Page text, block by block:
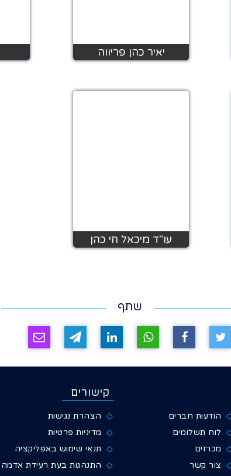
יאיר כהן פריווה
עו"ד מיכאל חי כהן
שתף
הודעות חברים
לוח תשלומים
מכרזים
צור קשר
קישורים
הצהרת נגישות
מדיניות פרטיות
תנאי שימוש באפליקציה
התנהגות בעת רעידת אדמה